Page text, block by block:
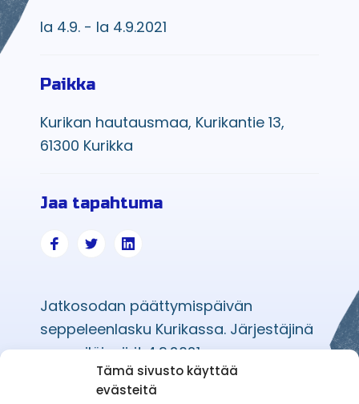
Tämä sivusto käyttää
evästeitä
la 4.9. - la 4.9.2021
Paikka
Kurikan hautausmaa, Kurikantie 13,
61300 Kurikka
Jaa tapahtuma
Jatkosodan päättymispäivän
seppeleenlasku Kurikassa. Järjestäjinä
reserviläispiirit 4.9.2021.